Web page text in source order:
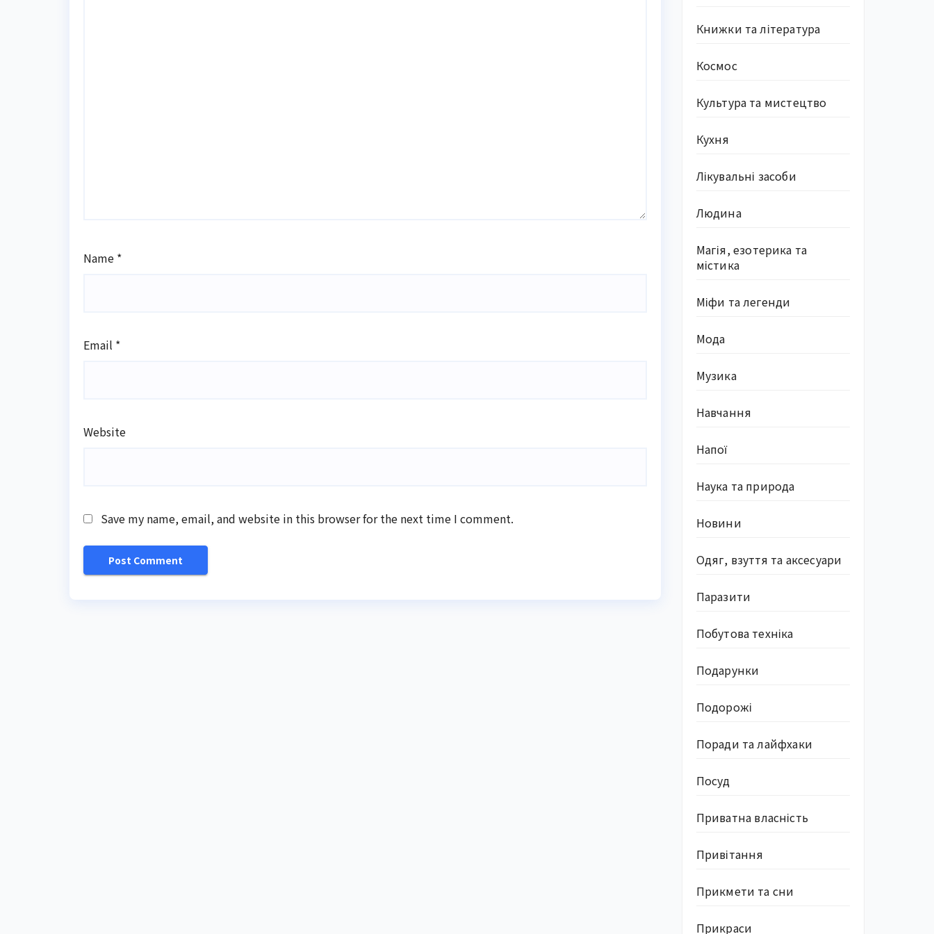
Name *
Email *
Website
Save my name, email, and website in this browser for the next time I comment.
Книжки та література
Космос
Культура та мистецтво
Кухня
Лікувальні засоби
Людина
Магія, езотерика та
містика
Міфи та легенди
Мода
Музика
Навчання
Напої
Наука та природа
Новини
Одяг, взуття та аксесуари
Паразити
Побутова техніка
Подарунки
Подорожі
Поради та лайфхаки
Посуд
Приватна власність
Привітання
Прикмети та сни
Прикраси